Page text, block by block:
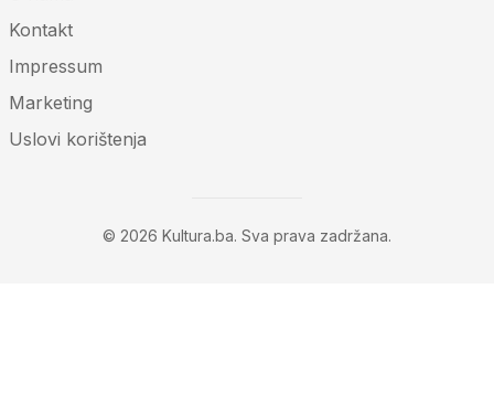
Kontakt
Impressum
Marketing
Uslovi korištenja
© 2026 Kultura.ba. Sva prava zadržana.